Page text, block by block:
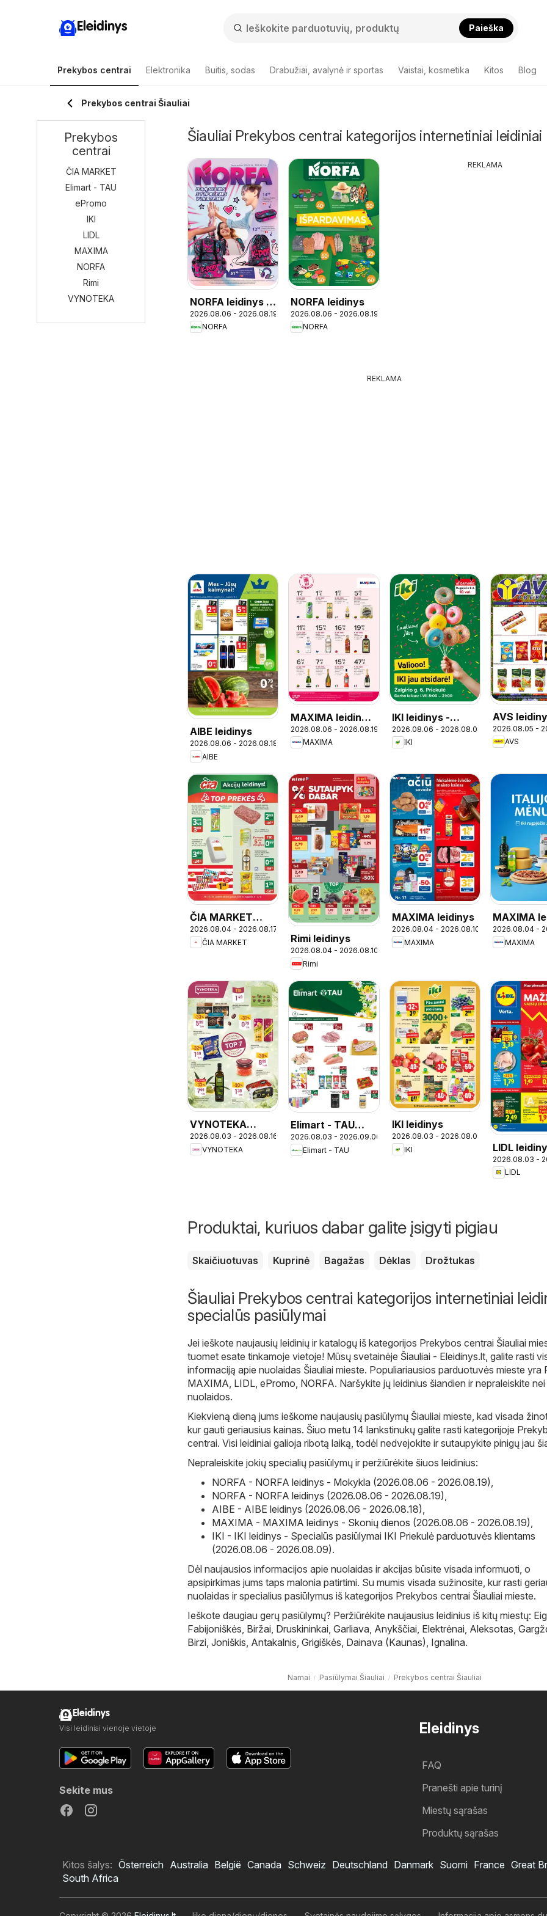
Eleidinys Paieška
Prekybos centrai Elektronika Buitis, sodas Drabužiai, avalynė ir sportas Vaistai, kosmetika Kitos Blog
Prekybos centrai Šiauliai
Šiauliai Prekybos centrai kategorijos internetiniai leidiniai
NORFA leidinys -
Mokykla
2026.08.06 - 2026.08.19
NORFA
NORFA leidinys
2026.08.06 - 2026.08.19
NORFA
REKLAMA
REKLAMA
AIBE leidinys
2026.08.06 - 2026.08.18
AIBE
MAXIMA leidinys
- Skonių dienos
2026.08.06 - 2026.08.19
MAXIMA
IKI leidinys -
Specialūs
pasiūlymai IKI
parduotuvės
klientams
2026.08.06 - 2026.08.09
IKI
AVS
2026.08.05 -
AVS
ČIA MARKET
leidinys
2026.08.04 - 2026.08.17
ČIA MARKET
Rimi leidinys
2026.08.04 - 2026.08.10
Rimi
MAXIMA leidinys
2026.08.04 - 2026.08.10
MAXIMA
MAXIMA
- Italijos
2026.08.04 -
MAXIMA
VYNOTEKA
leidinys
2026.08.03 - 2026.08.16
VYNOTEKA
Elimart - TAU
leidinys
2026.08.03 - 2026.09.06
Elimart - TAU
IKI leidinys
2026.08.03 - 2026.08.09
IKI
LIDL
2026.08.03 -
LIDL
Produktai, kuriuos dabar galite įsigyti pigiau
Skaičiuotuvas Kuprinė Bagažas Dėklas Drožtukas
Šiauliai Prekybos centrai kategorijos internetiniai
specialūs pasiūlymai
Jei ieškote naujausių leidinių ir katalogų iš kategorijos Prekybos centrai Šiauliai
tuomet esate tinkamoje vietoje! Mūsų svetainėje Šiauliai - Eleidinys.lt , galite rasti
informaciją apie nuolaidas Šiauliai mieste. Populiariausios parduotuvės mieste yra
MAXIMA LIDL ePromo NORFA. Naršykite jų leidinius šiandien ir nepraleiskite
nuolaidos.
Kiekvieną dieną jums ieškome naujausių pasiūlymų Šiauliai mieste, kad visada
kur gauti geriausius kainas. Šiuo metu 14 lankstinukų galite rasti kategorijoje
centrai. Visi leidiniai galioja ribotą laiką, todėl nedvejokite ir sutaupykite pinigų jau
Nepraleiskite jokių specialių pasiūlymų ir peržiūrėkite šiuos leidinius:
NORFA - NORFA leidinys - Mokykla (2026.08.06 - 2026.08.19)
NORFA - NORFA leidinys (2026.08.06 - 2026.08.19)
AIBE - AIBE leidinys (2026.08.06 - 2026.08.18)
MAXIMA - MAXIMA leidinys - Skonių dienos (2026.08.06 - 2026.08.19)
IKI - IKI leidinys - Specialūs pasiūlymai IKI Priekulė parduotuvės klientams
(2026.08.06 - 2026.08.09).
Dėl naujausios informacijos apie nuolaidas ir akcijas būsite visada informuoti, o
apsipirkimas jums taps malonia patirtimi. Su mumis visada sužinosite, kur rasti
nuolaidas ir specialius pasiūlymus iš kategorijos Prekybos centrai Šiauliai mieste.
Ieškote daugiau gerų pasiūlymų? Peržiūrėkite naujausius leidinius iš kitų miestų:
Fabijoniškės Biržai Druskininkai Garliava Anykščiai Elektrėnai Aleksotas
Birzi Joniškis Antakalnis Grigiškės Dainava (Kaunas) Ignalina.
Namai Pasiūlymai Šiauliai Prekybos centrai Šiauliai
Prekybos
centrai
ČIA MARKET
Elimart - TAU
ePromo
IKI
LIDL
MAXIMA
NORFA
Rimi
VYNOTEKA
Eleidinys
FAQ
Pranešti apie turinį
Miestų sąrašas
Produktų sąrašas
Eleidinys
Visi leidiniai vienoje vietoje
Sekite mus
Kitos šalys: Österreich Australia België Canada Schweiz Deutschland Danmark Suomi France Great
South Africa